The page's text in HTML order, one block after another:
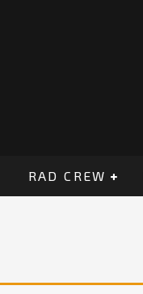
RAD CREW